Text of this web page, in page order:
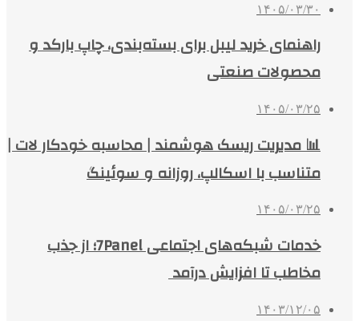
۱۴۰۵/۰۳/۳۰
راهنمای خرید لیبل برای بسته‌بندی، چاپ بارکد و
محصولات صنعتی
۱۴۰۵/۰۳/۲۵
📊 مدیریت ریسک هوشمند | محاسبه خودکار لات |
متناسب با اسکالپ، روزانه و سوئینگ
۱۴۰۵/۰۳/۲۵
خدمات شبکه‌های اجتماعی 7Panel؛ از جذب
مخاطب تا افزایش درآمد
۱۴۰۳/۱۲/۰۵